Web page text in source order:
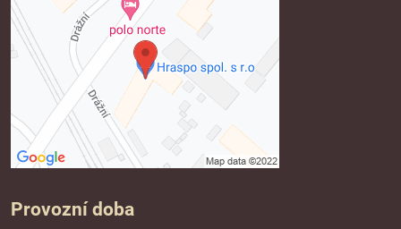
Provozní doba